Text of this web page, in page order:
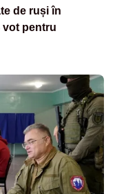
de ruși în
vot pentru